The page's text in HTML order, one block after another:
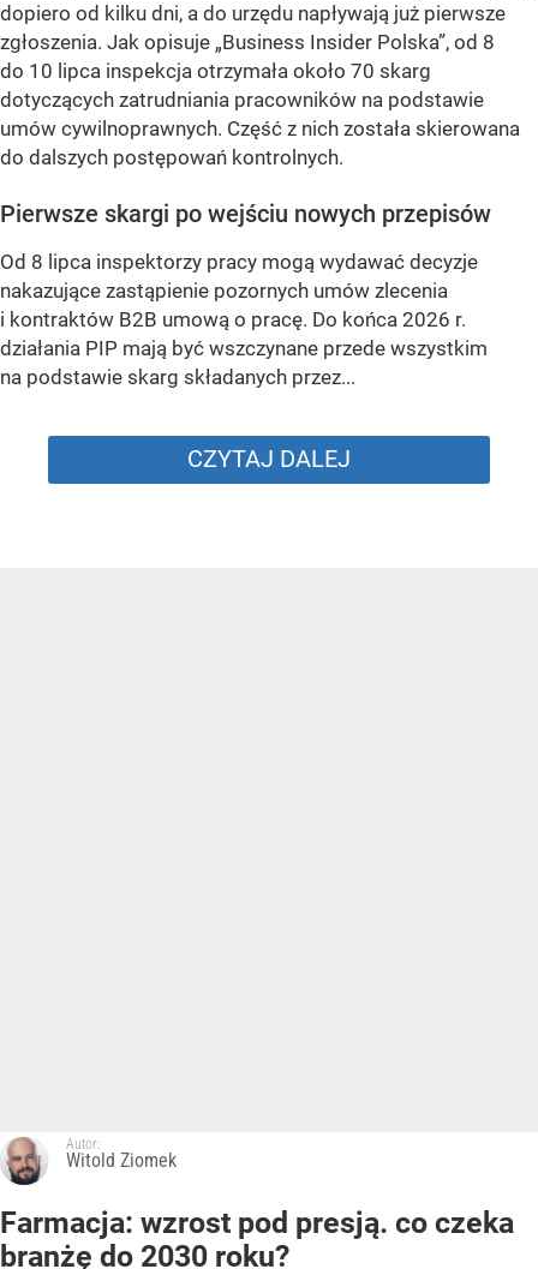
dopiero od kilku dni, a do urzędu napływają już pierwsze
zgłoszenia. Jak opisuje „Business Insider Polska”, od 8
do 10 lipca inspekcja otrzymała około 70 skarg
dotyczących zatrudniania pracowników na podstawie
umów cywilnoprawnych. Część z nich została skierowana
do dalszych postępowań kontrolnych.
Pierwsze skargi po wejściu nowych przepisów
Od 8 lipca inspektorzy pracy mogą wydawać decyzje
nakazujące zastąpienie pozornych umów zlecenia
i kontraktów B2B umową o pracę. Do końca 2026 r.
działania PIP mają być wszczynane przede wszystkim
na podstawie skarg składanych przez...
CZYTAJ DALEJ
Autor:
Witold Ziomek
Farmacja: wzrost pod presją. co czeka
branżę do 2030 roku?